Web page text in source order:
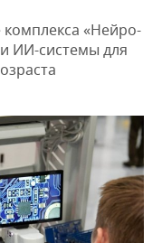
комплекса «Нейро-
ИИ-системы для